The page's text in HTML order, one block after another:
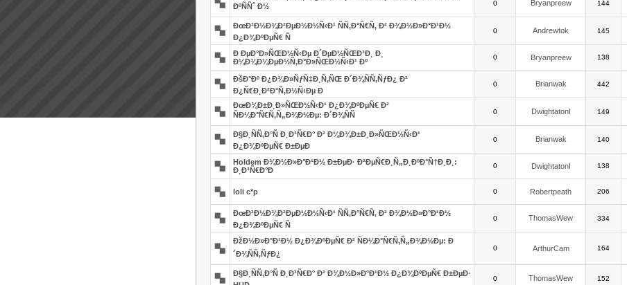
ÐºÑÑˆ Ð½
0 Bryanpreew 144
ÐœÐ³Ð½Ð¾Ð²ÐµÐ½Ð½Ñ‹Ð¹ ÑÑ‚Ð°Ñ€Ñ‚ Ð² Ð¾Ð½Ð»Ð°Ð¹Ð½
Ð¿Ð¾ÐºÐµÑ€ Ñ
0 Andrewtok 145
Ð ÐµÐ°Ð»ÑŒÐ½Ñ‹Ðµ Ð´ÐµÐ½ÑŒÐ³Ð¸ Ð¸
Ð¼Ð¾Ð¼ÐµÐ½Ñ‚Ð°Ð»ÑŒÐ½Ñ‹Ð¹ Ðº
0 Bryanpreew 138
ÐšÐ°Ðº Ð¿Ð¾Ð»ÑƒÑ‡Ð¸Ñ‚ÑŒ Ð´Ð¾ÑÑ‚ÑƒÐ¿ Ð²
Ð¿Ñ€Ð¸Ð²Ð°Ñ‚Ð½Ñ‹Ðµ Ð
0 Brianwak 442
ÐœÐ¾Ð±Ð¸Ð»ÑŒÐ½Ñ‹Ð¹ Ð¿Ð¾ÐºÐµÑ€ Ð²
ÑÐ¼Ð°Ñ€Ñ‚Ñ„Ð¾Ð½Ðµ: Ð´Ð¾ÑÑ
0 DwightatonI 149
Ð§Ð¸ÑÑ‚Ð°Ñ Ð¸Ð³Ñ€Ð° Ð² Ð¼Ð¾Ð±Ð¸Ð»ÑŒÐ½Ñ‹Ð¹
Ð¿Ð¾ÐºÐµÑ€ Ð±ÐµÐ
0 Brianwak 140
Holdem Ð¾Ð½Ð»Ð°Ð¹Ð½ Ð±ÐµÐ· Ð²ÐµÑ€Ð¸Ñ„Ð¸ÐºÐ°Ñ†Ð¸Ð¸:
Ð¸Ð³Ñ€Ð°Ð
0 DwightatonI 138
loli c*p 0 Robertpeath 206
ÐœÐ³Ð½Ð¾Ð²ÐµÐ½Ð½Ñ‹Ð¹ ÑÑ‚Ð°Ñ€Ñ‚ Ð² Ð¾Ð½Ð»Ð°Ð¹Ð½
Ð¿Ð¾ÐºÐµÑ€ Ñ
0 ThomasWew 334
ÐžÐ½Ð»Ð°Ð¹Ð½ Ð¿Ð¾ÐºÐµÑ€ Ð² ÑÐ¼Ð°Ñ€Ñ‚Ñ„Ð¾Ð½Ðµ: Ð
´Ð¾ÑÑ‚ÑƒÐ¿
0 ArthurCam 164
Ð§Ð¸ÑÑ‚Ð°Ñ Ð¸Ð³Ñ€Ð° Ð² Ð¾Ð½Ð»Ð°Ð¹Ð½ Ð¿Ð¾ÐºÐµÑ€ Ð±ÐµÐ·
0 ThomasWew 152